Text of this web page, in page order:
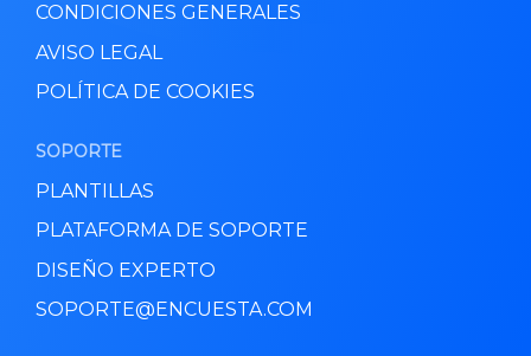
CONDICIONES GENERALES
AVISO LEGAL
POLÍTICA DE COOKIES
SOPORTE
PLANTILLAS
PLATAFORMA DE SOPORTE
DISEÑO EXPERTO
SOPORTE@ENCUESTA.COM